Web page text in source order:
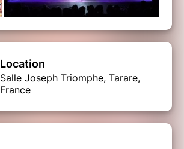
Location
Salle Joseph Triomphe, Tarare,
France